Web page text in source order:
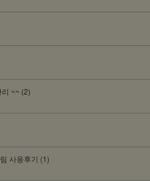
~~ (2)
사용후기 (1)